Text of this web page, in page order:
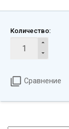
Количество:
Сравнение